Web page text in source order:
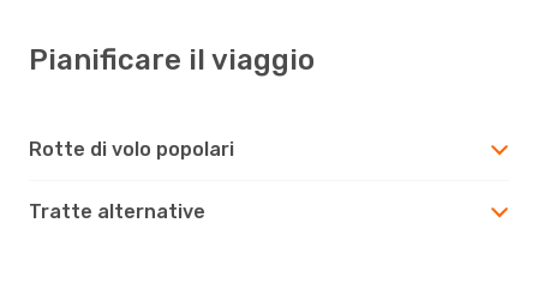
Pianificare il viaggio
Rotte di volo popolari
Tratte alternative